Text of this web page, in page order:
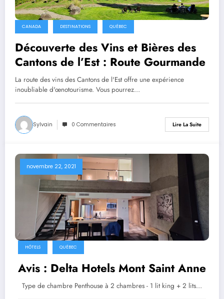
CANADA DESTINATIONS QUÉBEC
Découverte des Vins et Bières des
Cantons de l’Est : Route Gourmande
La route des vins des Cantons de l'Est offre une expérience
inoubliable d'œnotourisme. Vous pourrez…
Sylvain 0 Commentaires Lire La Suite
novembre 22, 2021
HÔTELS QUÉBEC
Avis : Delta Hotels Mont Saint Anne
Type de chambre Penthouse à 2 chambres - 1 lit king + 2 lits…